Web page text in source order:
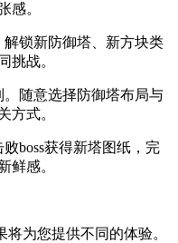
感。
锁新防御塔、新方块类
挑战。
随意选择防御塔布局与
方式。
boss获得新塔图纸，完
鲜感。
为您提供不同的体验。